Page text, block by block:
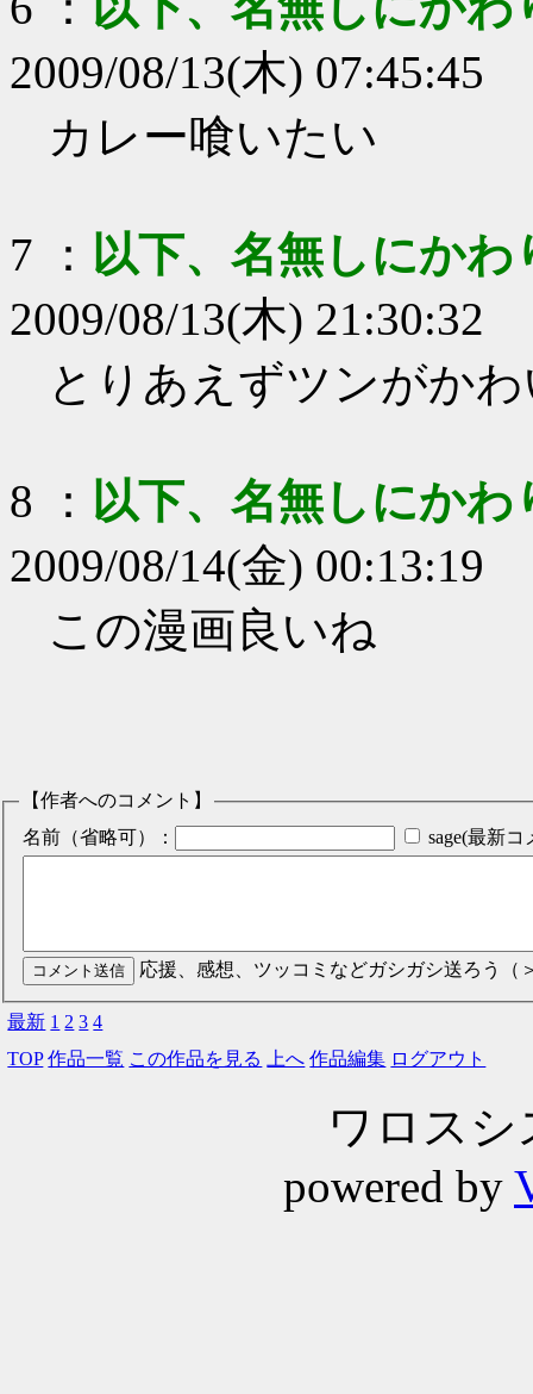
2009/08/13(木) 07:45:45
カレー喰いたい
7 ： 以下、名無しにか
2009/08/13(木) 21:30:32
とりあえずツンがか
8 ： 以下、名無しにか
2009/08/14(金) 00:13:19
この漫画良いね
【作者へのコメント】
名前（省略可）：
sage(最新
応援、感想、ツッコミなどガシガシ送ろう（
最新 1 2 3 4
TOP 作品一覧 この作品を見る 上へ 作品編集 ログアウト
ワロスシ
powered by